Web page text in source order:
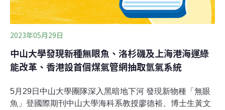
2023年05月29日
中山大學發現新種無眼魚、洛杉磯及上海港海運綠
能改革、香港設首個煤氣管網抽取氫氣系統
5月29日中山大學團隊深入黑暗地下河 發現新物種「無眼
魚」登國際期刊中山大學海科系教授廖德裕、博士生黃文